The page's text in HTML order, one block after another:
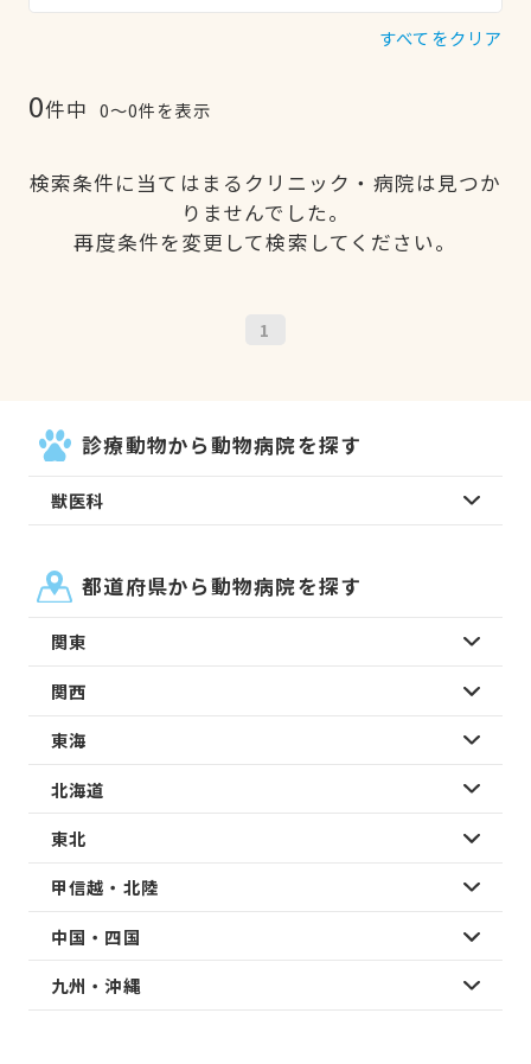
すべてをクリア
0件中 0〜0件を表示
検索条件に当てはまるクリニック・病院は見つか
りませんでした。
再度条件を変更して検索してください。
1
診療動物から動物病院を探す
獣医科
都道府県から動物病院を探す
関東
関西
東海
北海道
東北
甲信越・北陸
中国・四国
九州・沖縄